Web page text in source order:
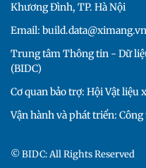
Khương Đình, TP. Hà Nội
Email: build.data@ximang.vn
Trung tâm Thông tin - Dữ
(BIDC)
Cơ quan bảo trợ: Hội Vật liệu
Vận hành và phát triển:
© BIDC: All Rights Reserved